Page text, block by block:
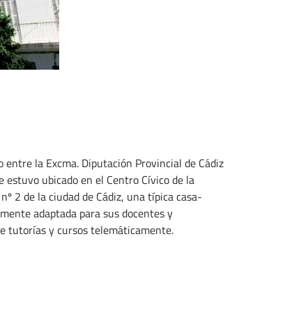
la Excma. Diputación Provincial de Cádiz
ubicado en el Centro Cívico de la
2 de la ciudad de Cádiz, una típica casa-
adaptada para sus docentes y
tutorías y cursos telemáticamente.